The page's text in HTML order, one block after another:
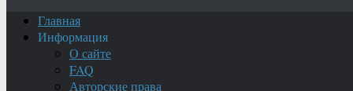
Главная
Информация
О сайте
FAQ
Авторские права